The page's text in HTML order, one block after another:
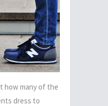
how many of the
dress to